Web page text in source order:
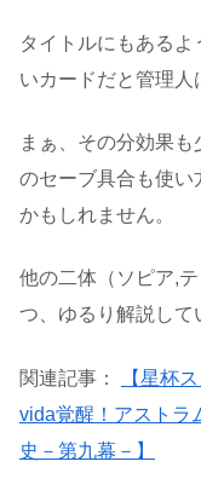
タイトルにもある
いカードだと管理人
まぁ、その分効果
のセーブ具合も使い
かもしれません。
他の二体（ソピア,
つ、ゆるり解説して
関連記事：
【星杯
vida覚醒！アストラ
史－第九幕－】